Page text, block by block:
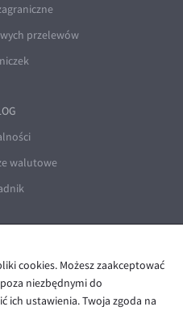
cookies. Możesz zaakceptować
niezbędnymi do
ich ustawienia. Twoja zgoda na
przelewów
walutowe
| Regulaminy |